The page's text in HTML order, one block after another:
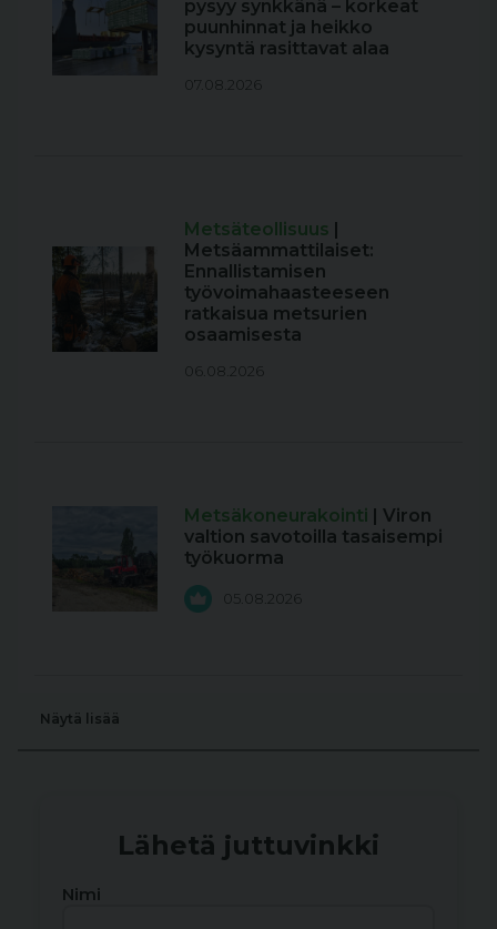
pysyy synkkänä – korkeat
puunhinnat ja heikko
kysyntä rasittavat alaa
07.08.2026
Metsäteollisuus |
Metsäammattilaiset:
Ennallistamisen
työvoimahaasteeseen
ratkaisua metsurien
osaamisesta
06.08.2026
Metsäkoneurakointi | Viron
valtion savotoilla tasaisempi
työkuorma
05.08.2026
Näytä lisää
Lähetä juttuvinkki
Nimi